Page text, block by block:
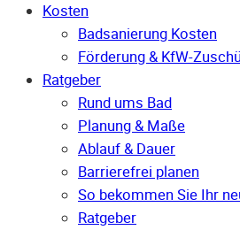
Kosten
Badsanierung Kosten
Förderung & KfW-
Ratgeber
Rund ums Bad
Planung & Maße
Ablauf & Dauer
Barrierefrei planen
So bekommen Sie Ihr
Ratgeber